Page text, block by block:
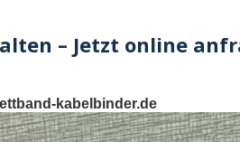
– Jetzt online
kabelbinder.de